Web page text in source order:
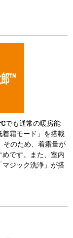
でも通常の暖房能
霜モード」を搭載
そのため、着霜量が
です。また、室内
ジック洗浄」が搭